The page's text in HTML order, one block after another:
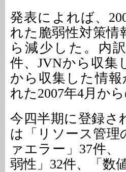
発表によれば、
れた脆弱性対策情
ら減少した。内
件、JVNから収集
から収集した情
れた2007年4月か
今四半期に登録さ
は「リソース管理
ァエラー」37件
弱性」32件、「数